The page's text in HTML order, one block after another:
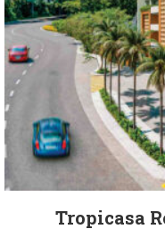
Tropicasa